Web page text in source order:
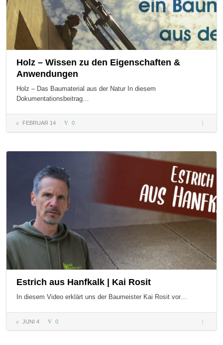
Holz – Wissen zu den Eigenschaften &
Anwendungen
Holz – Das Baumaterial aus der Natur In diesem
Dokumentationsbeitrag…
FEBRUAR 14 0
zu den
Estrich aus Hanfkalk | Kai Rosit
In diesem Video erklärt uns der Baumeister Kai Rosit vor…
JUNI 4 0
aus